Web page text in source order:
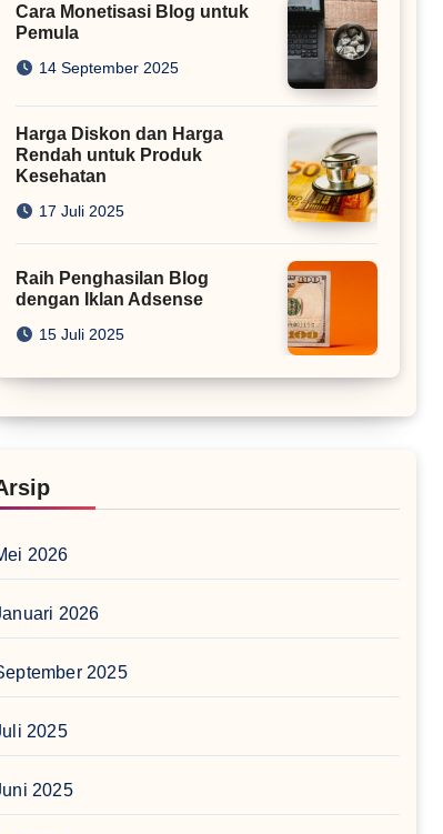
Cara Monetisasi Blog untuk
Pemula
14 September 2025
Harga Diskon dan Harga
Rendah untuk Produk
Kesehatan
17 Juli 2025
Raih Penghasilan Blog
dengan Iklan Adsense
15 Juli 2025
2026
2026
2025
2025
2025